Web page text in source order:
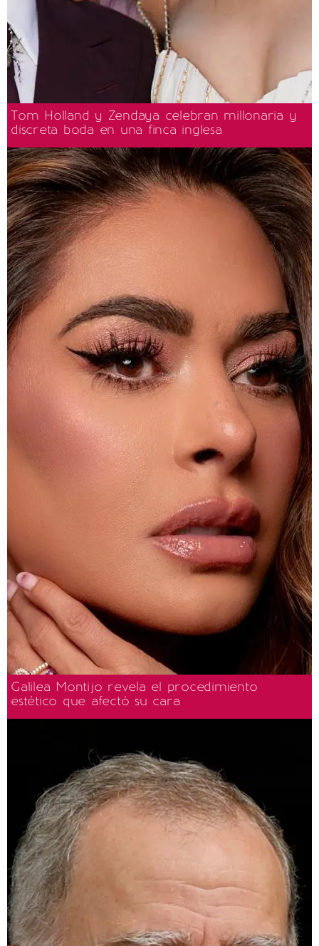
Tom Holland y Zendaya celebran millonaria y
discreta boda en una finca inglesa
Galilea Montijo revela el procedimiento
estético que afectó su cara